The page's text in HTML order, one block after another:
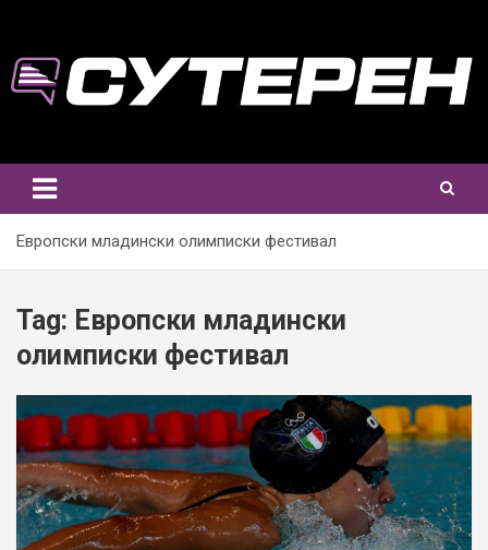
content
Европски младински олимписки фестивал
Tag: Европски младински
олимписки фестивал